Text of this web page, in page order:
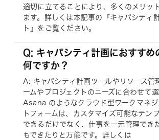
適切に立てることにより、多くのメリッ
ます。詳しくは本記事の『キャパシティ
ト』をご覧ください。
Q: キャパシティ計画におすすめ
何ですか？
A: キャパシティ計画ツールやリソース管
ームやプロジェクトのニーズに合わせて選
Asana のようなクラウド型ワークマネジ
トフォームは、カスタマイズ可能なテン
できるだけでなく、仕事を一元管理でき
もできたりと万能です。詳しくは